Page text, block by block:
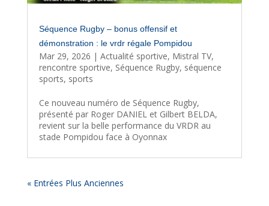
Séquence Rugby – bonus offensif et
démonstration : le vrdr régale Pompidou
Mar 29, 2026 | Actualité sportive, Mistral TV,
rencontre sportive, Séquence Rugby, séquence
sports, sports
Ce nouveau numéro de Séquence Rugby,
présenté par Roger DANIEL et Gilbert BELDA,
revient sur la belle performance du VRDR au
stade Pompidou face à Oyonnax
« Entrées Plus Anciennes